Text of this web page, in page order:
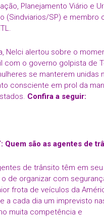
Planejamento Viário e
(Sindviarios/SP) e membro
Nelci alertou sobre o
com o governo golpista de
se manterem unidas
consciente em prol da
Confira a seguir:
Quem são as agentes de
de trânsito têm em seu
de organizar com
frota de veículos da
a cada dia um imprevisto
muita competência e